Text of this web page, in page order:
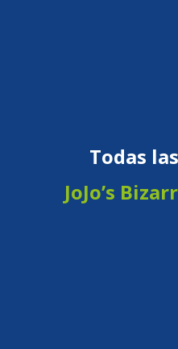
Todas
JoJo’s